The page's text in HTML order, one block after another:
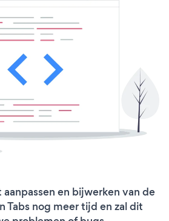
en bijwerken van de
Tabs nog meer tijd en zal dit